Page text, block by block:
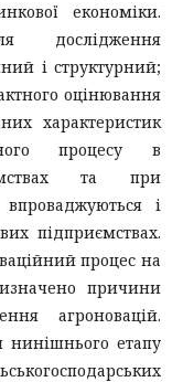
економіки.
дослідження
і структурний;
оцінювання
характеристик
процесу в
та при
і
підприємствах.
процес на
причини
агроновацій.
нинішнього етапу